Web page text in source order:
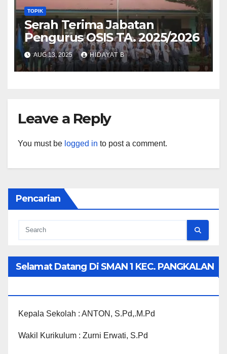
TOPIK
Serah Terima Jabatan
Pengurus OSIS TA. 2025/2026
AUG 13, 2025 HIDAYAT B
Leave a Reply
You must be logged in to post a comment.
Pencarian
Selamat Datang Di SMAN 1 KEC. PANGKALAN
Kepala Sekolah : ANTON, S.Pd,.M.Pd
Wakil Kurikulum : Zurni Erwati, S.Pd